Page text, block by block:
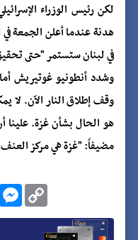
لكن رئيس الوزراء
هدنة عندما أعلن الجمعة في
في لبنان ستستمر "حتى
وشدد أنطونيو غوتيريش
وقف إطلاق النار الآن. لا
هو الحال بشأن غزة.
مضيفاً: "غزة هي مركز
M
e
s
s
C
o
p
y
L